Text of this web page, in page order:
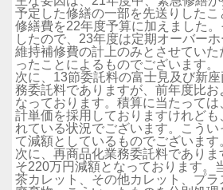
予定した修繕の一部を先送りしたこ
修繕費を22年度予算に加えました
したので、23年度は定期オーバー
維持補修費の計上のみとさせてい
ったことによるものでございます。
次に、13節委託料の富士見及び新
務委託料でありますが、前年度比お
なっております。積算に当たって
計単価を採用しておりますけれども
れている状況でございます。こう
て減額としているものでございます
次に、再商品化業務委託料でありま
そ220万円減額となっております。
茶カレット、その他カレット、プ